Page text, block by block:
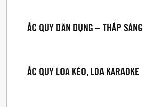
ẮC QUY DÂN DỤNG – THẮP SÁNG
ẮC QUY LOA KÉO, LOA KARAOKE